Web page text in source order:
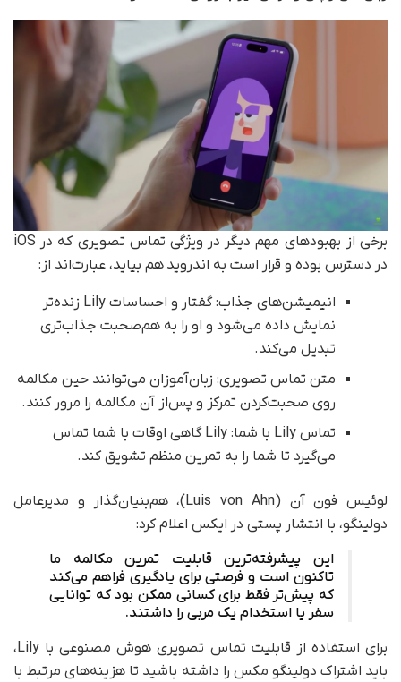
برخی از بهبودهای مهم دیگر در ویژگی تماس تصویری که در iOS
در دسترس بوده و قرار است به اندروید هم بیاید، عبارت‌اند از:
انیمیشن‌های جذاب: گفتار و احساسات Lily زنده‌تر
نمایش داده می‌شود و او را به هم‌صحبت جذاب‌تری
تبدیل می‌کند.
متن تماس تصویری: زبان‌آموزان می‌توانند حین مکالمه
روی صحبت‌کردن تمرکز و پس‌از‌ آن مکالمه را مرور کنند.
تماس Lily با شما: Lily گاهی اوقات با شما تماس
می‌گیرد تا شما را به تمرین منظم تشویق کند.
لوئیس فون آن (Luis von Ahn)، هم‌بنیان‌گذار و مدیرعامل
دولینگو، با انتشار پستی در ایکس اعلام کرد:
این پیشرفته‌ترین قابلیت تمرین مکالمه ما
تاکنون است و فرصتی برای یادگیری فراهم می‌کند
که پیش‌تر فقط برای کسانی ممکن بود که توانایی
سفر یا استخدام یک مربی را داشتند.
برای استفاده از قابلیت تماس تصویری هوش مصنوعی با Lily،
باید اشتراک دولینگو مکس را داشته باشید تا هزینه‌های مرتبط با